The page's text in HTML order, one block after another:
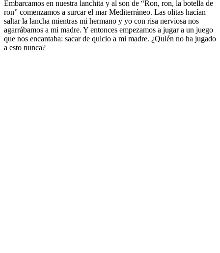
Embarcamos en nuestra lanchita y al son de “Ron, ron, la botella de
ron” comenzamos a surcar el mar Mediterráneo. Las olitas hacían
saltar la lancha mientras mi hermano y yo con risa nerviosa nos
agarrábamos a mi madre. Y entonces empezamos a jugar a un juego
que nos encantaba: sacar de quicio a mi madre. ¿Quién no ha jugado
a esto nunca?